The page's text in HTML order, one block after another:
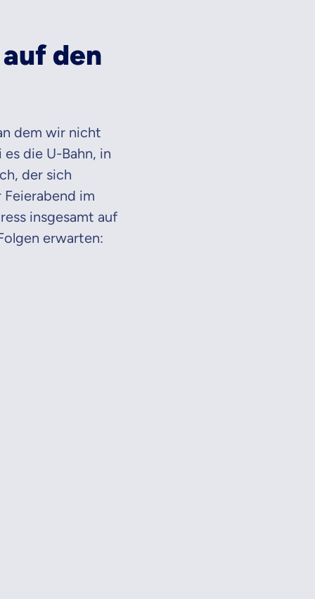
den
dem wir nicht
die U-Bahn, in
der sich
im
insgesamt auf
erwarten: